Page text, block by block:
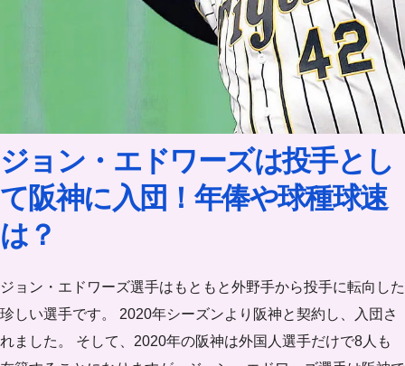
ジョン・エドワーズは投手とし
て阪神に入団！年俸や球種球速
は？
ジョン・エドワーズ選手はもともと外野手から投手に転向した
珍しい選手です。 2020年シーズンより阪神と契約し、入団さ
れました。 そして、2020年の阪神は外国人選手だけで8人も